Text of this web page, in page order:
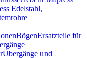
Edelstahl,
BögenErsatzteile für
Übergänge und